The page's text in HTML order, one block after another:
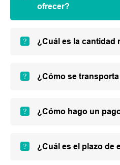
ofrecer?
¿Cuál es la cantidad
¿Cómo se
¿Cómo hago un
¿Cuál es el plazo de